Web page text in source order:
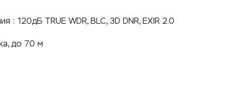
: 120дБ TRUE WDR, BLC, 3D DNR, EXIR 2.0
до 70 м